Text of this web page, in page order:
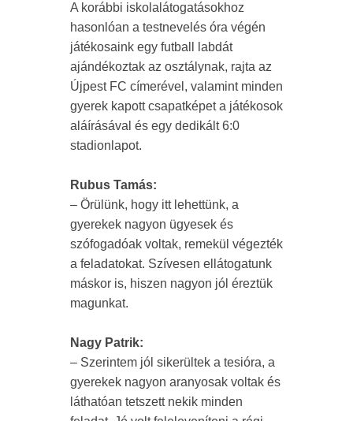
A korábbi iskolalátogatásokhoz
hasonlóan a testnevelés óra végén
játékosaink egy futball labdát
ajándékoztak az osztálynak, rajta az
Újpest FC címerével, valamint minden
gyerek kapott csapatképet a játékosok
aláírásával és egy dedikált 6:0
stadionlapot.
Rubus Tamás:
– Örülünk, hogy itt lehettünk, a
gyerekek nagyon ügyesek és
szófogadóak voltak, remekül végezték
a feladatokat. Szívesen ellátogatunk
máskor is, hiszen nagyon jól éreztük
magunkat.
Nagy Patrik:
– Szerintem jól sikerültek a tesióra, a
gyerekek nagyon aranyosak voltak és
láthatóan tetszett nekik minden